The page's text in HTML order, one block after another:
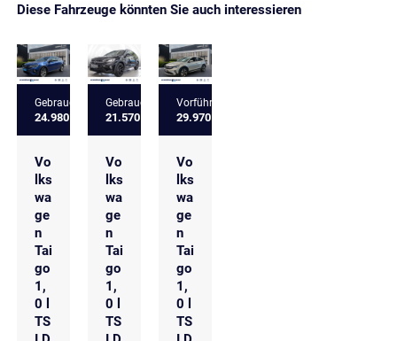
Diese Fahrzeuge könnten Sie auch interessieren
Gebrauchtfahrzeug
24.980 €
Vo
lks
wa
ge
n
Tai
go
1,
0 l
TS
Gebrauchtfahrzeug
21.570 €
Vo
lks
wa
ge
n
Tai
go
1,
0 l
TS
Vorführfahrzeug
29.970 €
Vo
lks
wa
ge
n
Tai
go
1,
0 l
TS